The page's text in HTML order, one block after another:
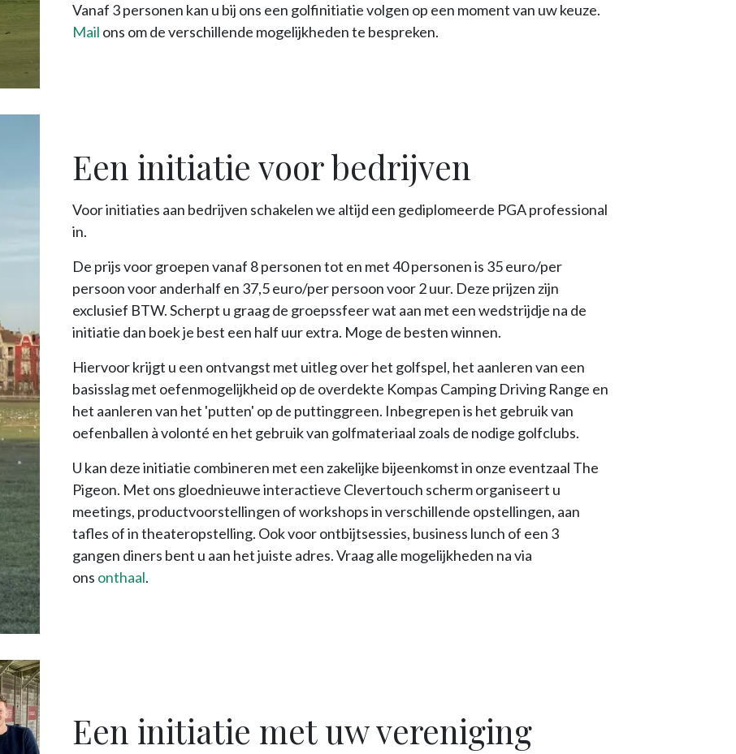
Vanaf 3 personen kan u bij ons een golfinitiatie volgen op een moment van uw keuze.
Mail ons om de verschillende mogelijkheden te bespreken.
Een initiatie voor bedrijven
Voor initiaties aan bedrijven schakelen we altijd een gediplomeerde PGA professional
in.
De prijs voor groepen vanaf 8 personen tot en met 40 personen is 35 euro/per
persoon voor anderhalf en 37,5 euro/per persoon voor 2 uur. Deze prijzen zijn
exclusief BTW. Scherpt u graag de groepssfeer wat aan met een wedstrijdje na de
initiatie dan boek je best een half uur extra. Moge de besten winnen.
Hiervoor krijgt u een ontvangst met uitleg over het golfspel, het aanleren van een
basisslag met oefenmogelijkheid op de overdekte Kompas Camping Driving Range en
het aanleren van het 'putten' op de puttinggreen. Inbegrepen is het gebruik van
oefenballen à volonté en het gebruik van golfmateriaal zoals de nodige golfclubs.
U kan deze initiatie combineren met een zakelijke bijeenkomst in onze eventzaal The
Pigeon. Met ons gloednieuwe interactieve Clevertouch scherm organiseert u
meetings, productvoorstellingen of workshops in verschillende opstellingen, aan
tafles of in theateropstelling. Ook voor ontbijtsessies, business lunch of een 3
gangen diners bent u aan het juiste adres. Vraag alle mogelijkheden na via
ons onthaal.
Een initiatie met uw vereniging